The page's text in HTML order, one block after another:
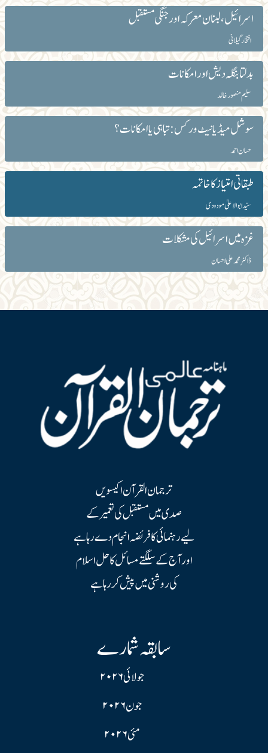
اسرائیل، لبنان معرکہ اور جنگی مستقبل
افتخار گیلانی
بدلتا بنگلہ دیش اور امکانات
سلیم منصور خالد
سوشل میڈیا نیٹ ورکس: تباہی یا امکانات؟
حسان احمد
طبقاتی امتیاز کا خاتمہ
سیّد ابوالاعلیٰ مودودی
غزہ میں اسرائیل کی مشکلات
ڈاکٹر محمد علی احسان
ترجمان القرآن اکیسویں
صدی میں مستقبل کی تعمیر کے
لیے رہنمائی کا فریضہ انجام دے رہا ہے
اور آج کے سلگتے مسائل کا حل اسلام
کی روشنی میں پیش کر رہا ہے
سابقہ شمارے
جولائی ۲۰۲۶
جون ۲۰۲۶
مئی ۲۰۲۶